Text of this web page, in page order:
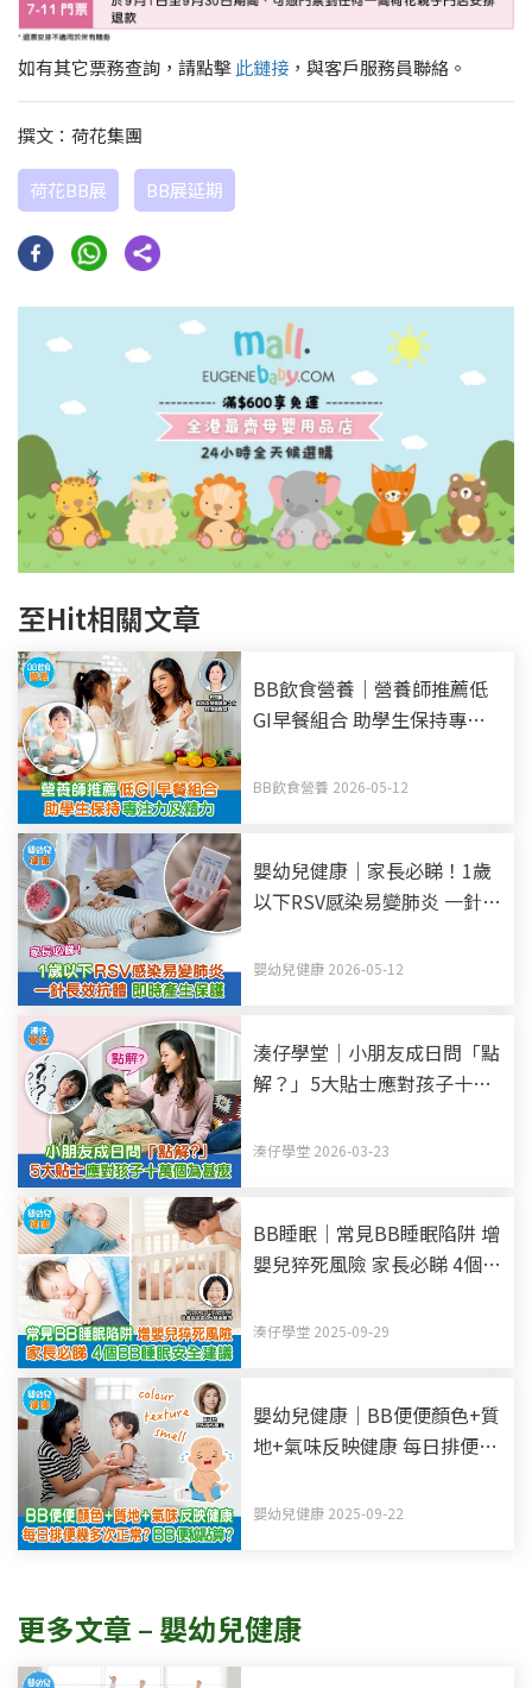
如有其它票務查詢，請點擊 此鏈接 ，與客戶服務員聯絡。
撰文：荷花集團
荷花BB展 BB展延期
至Hit相關文章
BB飲食營養｜營養師推薦低
GI早餐組合 助學生保持專注
BB飲食營養 2026-05-12
嬰幼兒健康｜家長必睇！1歲
以下RSV感染易變肺炎 一針長
嬰幼兒健康 2026-05-12
湊仔學堂｜小朋友成日問「點
解？」5大貼士應對孩子十萬
湊仔學堂 2026-03-23
BB睡眠｜常見BB睡眠陷阱 增
嬰兒猝死風險 家長必睇 4個
湊仔學堂 2025-09-29
嬰幼兒健康｜BB便便顏色+質
地+氣味反映健康 每日排便幾
嬰幼兒健康 2025-09-22
更多文章 – 嬰幼兒健康